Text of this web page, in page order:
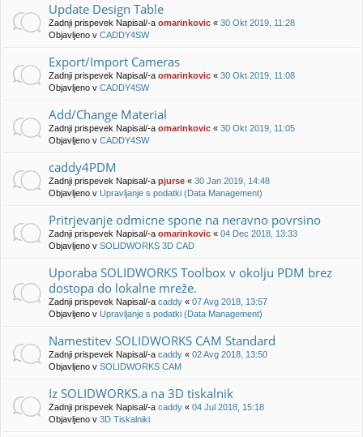
Update Design Table
Zadnji prispevek Napisal/-a omarinkovic « 30 Okt 2019, 11:28
Objavljeno v CADDY4SW
Export/Import Cameras
Zadnji prispevek Napisal/-a omarinkovic « 30 Okt 2019, 11:08
Objavljeno v CADDY4SW
Add/Change Material
Zadnji prispevek Napisal/-a omarinkovic « 30 Okt 2019, 11:05
Objavljeno v CADDY4SW
caddy4PDM
Zadnji prispevek Napisal/-a pjurse « 30 Jan 2019, 14:48
Objavljeno v Upravljanje s podatki (Data Management)
Pritrjevanje odmicne spone na neravno povrsino
Zadnji prispevek Napisal/-a omarinkovic « 04 Dec 2018, 13:33
Objavljeno v SOLIDWORKS 3D CAD
Uporaba SOLIDWORKS Toolbox v okolju PDM brez
dostopa do lokalne mreže.
Zadnji prispevek Napisal/-a caddy « 07 Avg 2018, 13:57
Objavljeno v Upravljanje s podatki (Data Management)
Namestitev SOLIDWORKS CAM Standard
Zadnji prispevek Napisal/-a caddy « 02 Avg 2018, 13:50
Objavljeno v SOLIDWORKS CAM
Iz SOLIDWORKS.a na 3D tiskalnik
Zadnji prispevek Napisal/-a caddy « 04 Jul 2018, 15:18
Objavljeno v 3D Tiskalniki